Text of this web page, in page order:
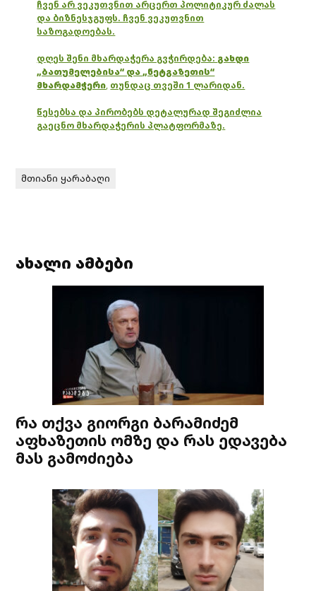
ჩვენ არ ვეკუთვნით არცერთ პოლიტიკურ ძალას
და ბიზნესჯგუფს. ჩვენ ვეკუთვნით
საზოგადოებას.
დღეს შენი მხარდაჭერა გვჭირდება: გახდი
„ბათუმელებისა“ და „ნეტგაზეთის“
მხარდამჭერი, თუნდაც თვეში 1 ლარიდან.
წესებსა და პირობებს დეტალურად შეგიძლია
გაეცნო მხარდაჭერის პლატფორმაზე.
მთიანი ყარაბაღი
ახალი ამბები
რა თქვა გიორგი ბარამიძემ
აფხაზეთის ომზე და რას ედავება
მას გამოძიება